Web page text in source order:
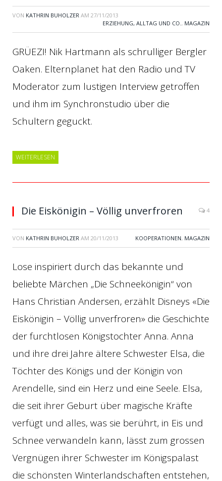
VON KATHRIN BUHOLZER AM 27/11/2013
ERZIEHUNG, ALLTAG UND CO. , MAGAZIN
GRÜEZI! Nik Hartmann als schrulliger Bergler
Oaken. Elternplanet hat den Radio und TV
Moderator zum lustigen Interview getroffen
und ihm im Synchronstudio über die
Schultern geguckt.
WEITERLESEN
Die Eiskönigin – Völlig unverfroren 4
VON KATHRIN BUHOLZER AM 20/11/2013 KOOPERATIONEN, MAGAZIN
Lose inspiriert durch das bekannte und
beliebte Märchen „Die Schneekönigin“ von
Hans Christian Andersen, erzählt Disneys «Die
Eiskönigin – Völlig unverfroren» die Geschichte
der furchtlosen Königstochter Anna. Anna
und ihre drei Jahre ältere Schwester Elsa, die
Töchter des Königs und der Königin von
Arendelle, sind ein Herz und eine Seele. Elsa,
die seit ihrer Geburt über magische Kräfte
verfügt und alles, was sie berührt, in Eis und
Schnee verwandeln kann, lässt zum grossen
Vergnügen ihrer Schwester im Königspalast
die schönsten Winterlandschaften entstehen,